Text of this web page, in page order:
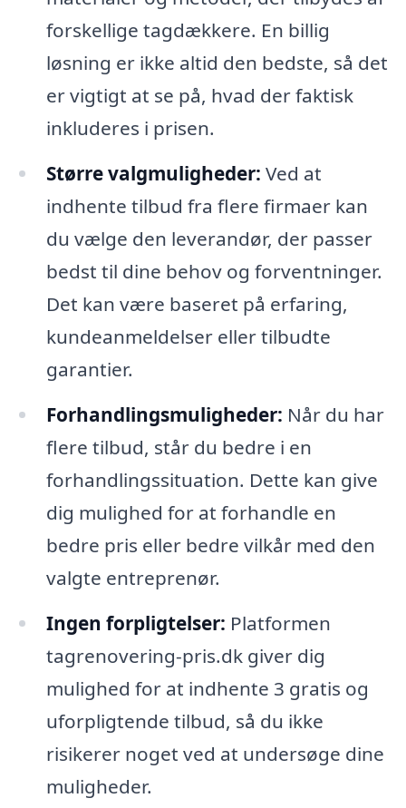
forskellige tagdækkere. En billig
løsning er ikke altid den bedste, så det
er vigtigt at se på, hvad der faktisk
inkluderes i prisen.
Større valgmuligheder: Ved at
indhente tilbud fra flere firmaer kan
du vælge den leverandør, der passer
bedst til dine behov og forventninger.
Det kan være baseret på erfaring,
kundeanmeldelser eller tilbudte
garantier.
Forhandlingsmuligheder: Når du har
flere tilbud, står du bedre i en
forhandlingssituation. Dette kan give
dig mulighed for at forhandle en
bedre pris eller bedre vilkår med den
valgte entreprenør.
Ingen forpligtelser: Platformen
tagrenovering-pris.dk giver dig
mulighed for at indhente 3 gratis og
uforpligtende tilbud, så du ikke
risikerer noget ved at undersøge dine
muligheder.